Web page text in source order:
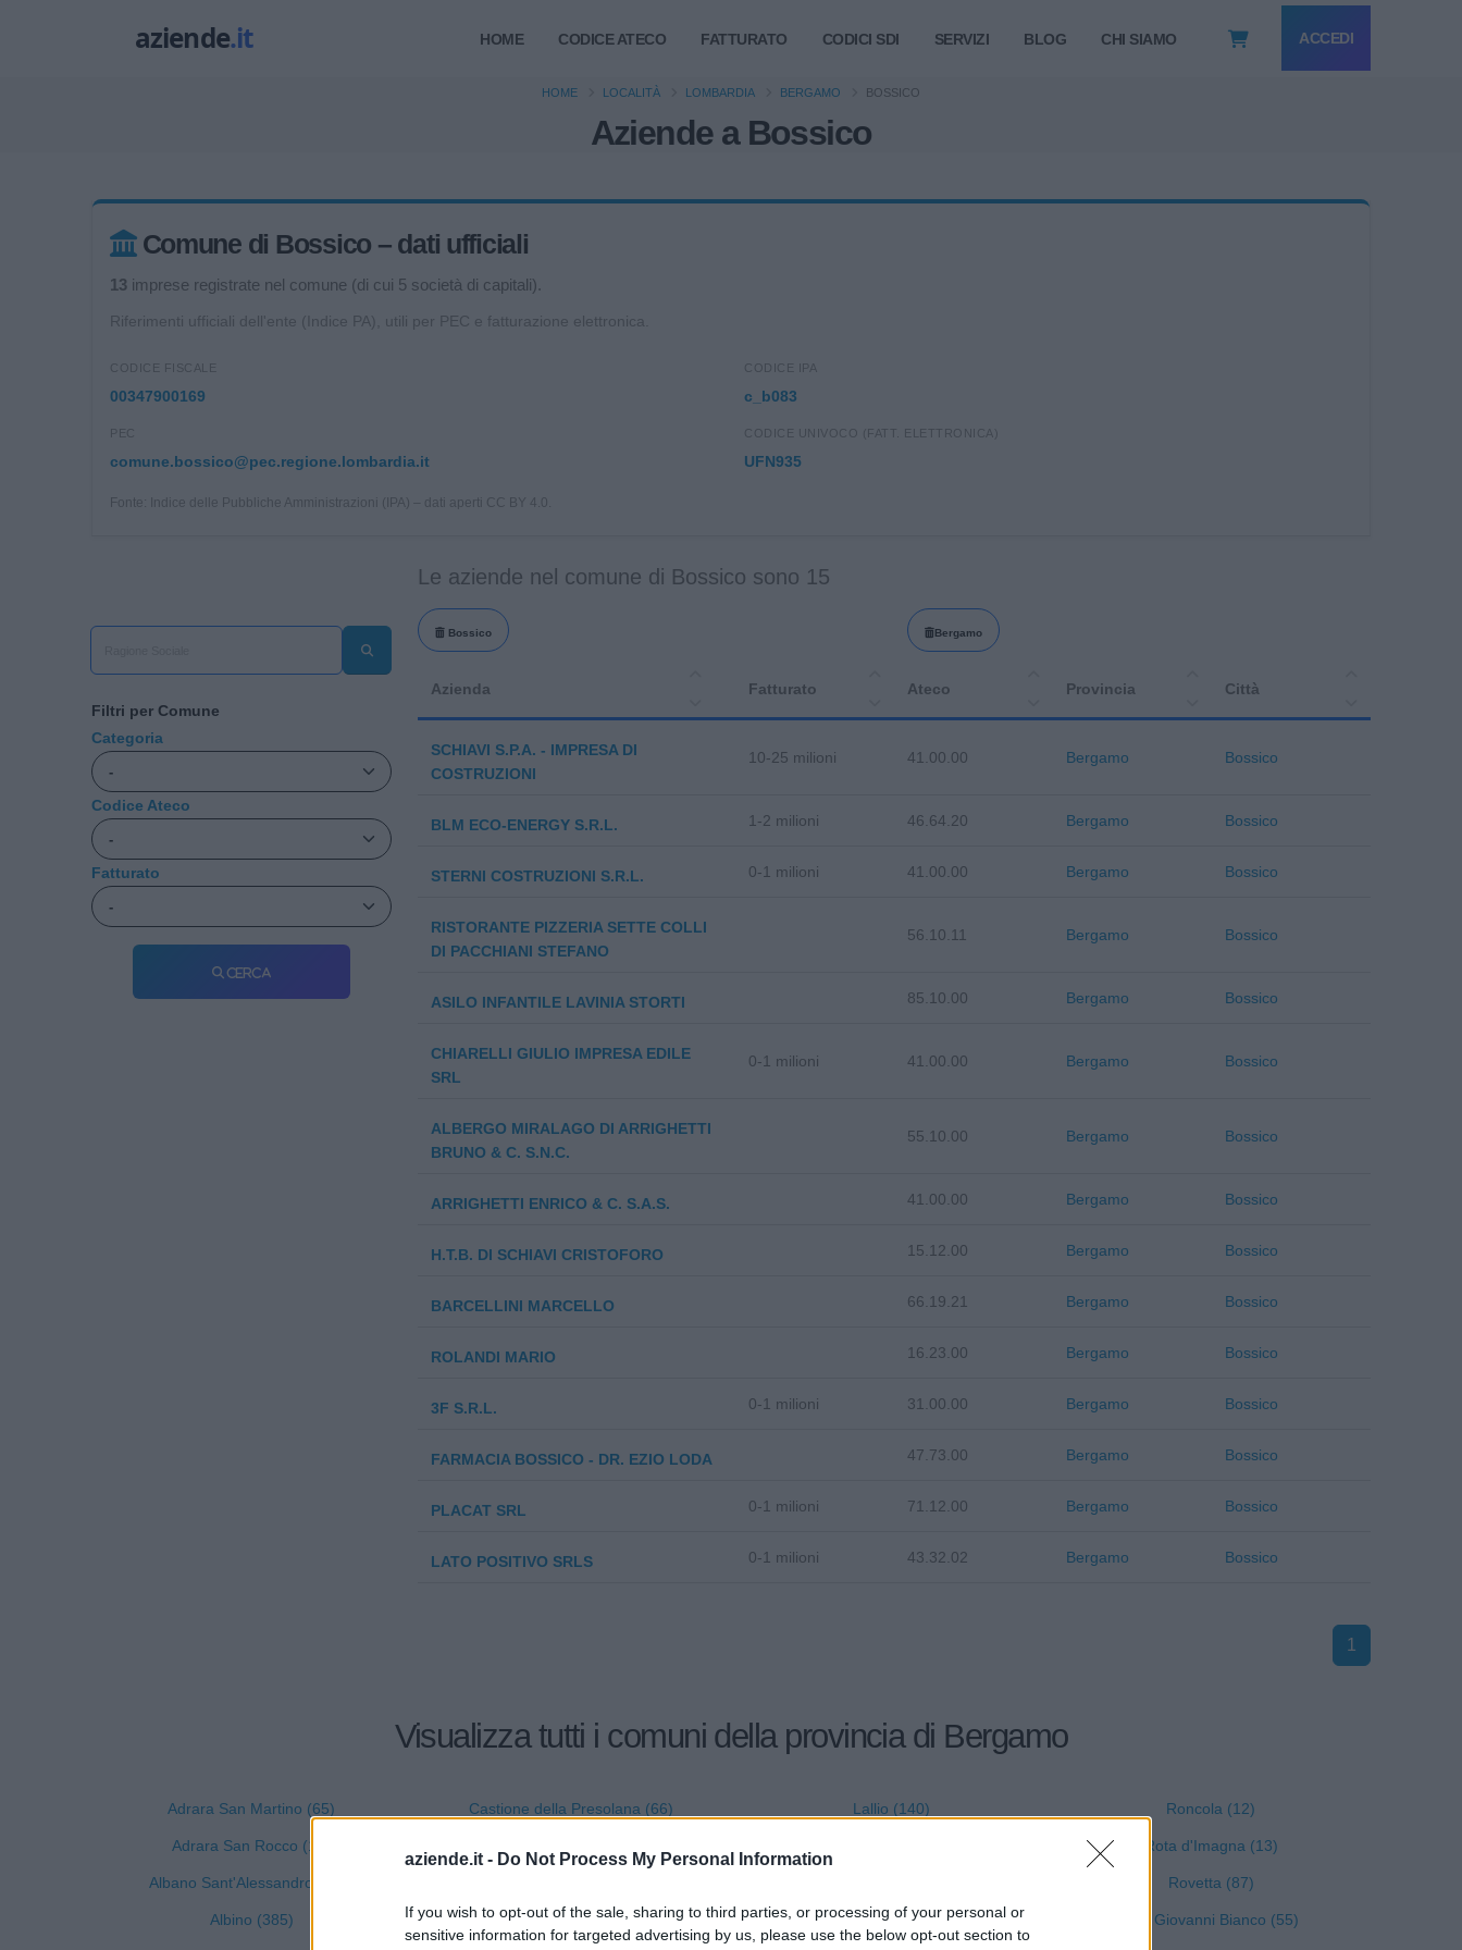
aziende.it - Do Not Process My Personal Information
If you wish to opt-out of the sale, sharing to third parties, or processing of your personal or
sensitive information for targeted advertising by us, please use the below opt-out section to
HOME CODICE ATECO FATTURATO CODICI SDI SERVIZI BLOG CHI SIAMO ACCEDI
Aziende a Bossico
HOME LOCALITÀ LOMBARDIA BERGAMO BOSSICO
Comune di Bossico – dati ufficiali
13 imprese registrate nel comune (di cui 5 società di capitali).
Riferimenti ufficiali dell'ente (Indice PA), utili per PEC e fatturazione elettronica.
CODICE FISCALE
00347900169
CODICE IPA
c_b083
PEC
comune.bossico@pec.regione.lombardia.it
CODICE UNIVOCO (FATT. ELETTRONICA)
UFN935
Fonte: Indice delle Pubbliche Amministrazioni (IPA) – dati aperti CC BY 4.0.
Filtri per Comune
Categoria
Codice Ateco
Fatturato
Cerca
Le aziende nel comune di Bossico sono 15
Bossico Bergamo
Azienda Fatturato Ateco Provincia Città
SCHIAVI S.P.A. - IMPRESA DI
COSTRUZIONI
10-25 milioni 41.00.00 Bergamo Bossico
BLM ECO-ENERGY S.R.L. 1-2 milioni 46.64.20 Bergamo Bossico
STERNI COSTRUZIONI S.R.L. 0-1 milioni 41.00.00 Bergamo Bossico
RISTORANTE PIZZERIA SETTE COLLI
DI PACCHIANI STEFANO
56.10.11 Bergamo Bossico
ASILO INFANTILE LAVINIA STORTI 85.10.00 Bergamo Bossico
CHIARELLI GIULIO IMPRESA EDILE
SRL
0-1 milioni 41.00.00 Bergamo Bossico
ALBERGO MIRALAGO DI ARRIGHETTI
BRUNO & C. S.N.C.
55.10.00 Bergamo Bossico
ARRIGHETTI ENRICO & C. S.A.S. 41.00.00 Bergamo Bossico
H.T.B. DI SCHIAVI CRISTOFORO 15.12.00 Bergamo Bossico
BARCELLINI MARCELLO 66.19.21 Bergamo Bossico
ROLANDI MARIO 16.23.00 Bergamo Bossico
3F S.R.L. 0-1 milioni 31.00.00 Bergamo Bossico
FARMACIA BOSSICO - DR. EZIO LODA 47.73.00 Bergamo Bossico
PLACAT SRL 0-1 milioni 71.12.00 Bergamo Bossico
LATO POSITIVO SRLS 0-1 milioni 43.32.02 Bergamo Bossico
1
Visualizza tutti i comuni della provincia di Bergamo
Adrara San Martino (65)
Adrara San Rocco (13)
Albano Sant'Alessandro (212)
Albino (385)
Castione della Presolana (66)
Cazzano Sant'Andrea (57)
Lallio (140)
Levate (53)
Roncola (12)
Rota d'Imagna (13)
Rovetta (87)
San Giovanni Bianco (55)